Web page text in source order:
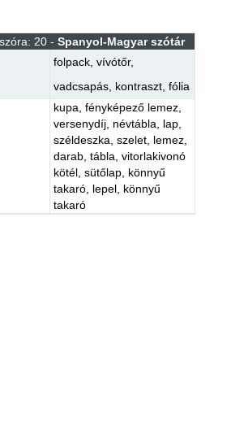
20 - Spanyol-Magyar szótár
folpack, vívótőr,
vadcsapás, kontraszt, fólia
kupa fényképező lemez,
versenydíj, névtábla lap,
széldeszka szelet, lemez,
darab, tábla vitorlakivonó
kötél, sütőlap, könnyű
takaró, lepel, könnyű
takaró